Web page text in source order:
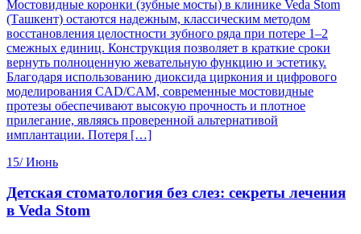
Мостовидные коронки (зубные мосты) в клинике Veda Stom
(Ташкент) остаются надежным, классическим методом
восстановления целостности зубного ряда при потере 1–2
смежных единиц. Конструкция позволяет в краткие сроки
вернуть полноценную жевательную функцию и эстетику.
Благодаря использованию диоксида циркония и цифрового
моделирования CAD/CAM, современные мостовидные
протезы обеспечивают высокую прочность и плотное
прилегание, являясь проверенной альтернативой
имплантации. Потеря […]
15/ Июнь
Детская стоматология без слез: секреты лечения
в Veda Stom